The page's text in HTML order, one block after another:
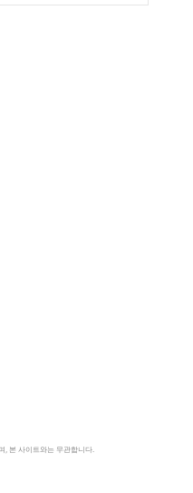
, 본 사이트와는 무관합니다.